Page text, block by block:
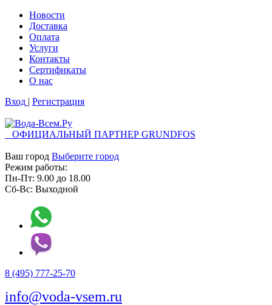
Новости
Доставка
Оплата
Услуги
Контакты
Cертификаты
О нас
Вход | Регистрация
ОФИЦИАЛЬНЫЙ ПАРТНЕР GRUNDFOS
Ваш город Выберите город
Режим работы:
Пн-Пт: 9.00 до 18.00
Сб-Вс: Выходной
8 (495) 777-25-70
info@voda-vsem.ru